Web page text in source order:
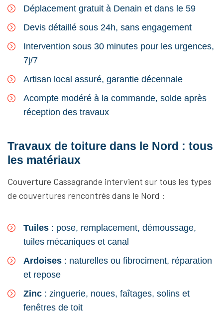
Déplacement gratuit à Denain et dans le 59
Devis détaillé sous 24h, sans engagement
Intervention sous 30 minutes pour les urgences,
7j/7
Artisan local assuré, garantie décennale
Acompte modéré à la commande, solde après
réception des travaux
Travaux de toiture dans le Nord : tous
les matériaux
Couverture Cassagrande intervient sur tous les types
de couvertures rencontrés dans le Nord :
Tuiles : pose, remplacement, démoussage,
tuiles mécaniques et canal
Ardoises : naturelles ou fibrociment, réparation
et repose
Zinc : zinguerie, noues, faîtages, solins et
fenêtres de toit